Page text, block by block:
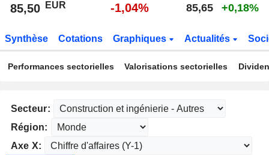
85,50 EUR -1,04% 85,65 +0,18%
Synthèse Cotations Graphiques Actualités
Performances sectorielles Valorisations sectorielles
Secteur:
Région:
Axe X: